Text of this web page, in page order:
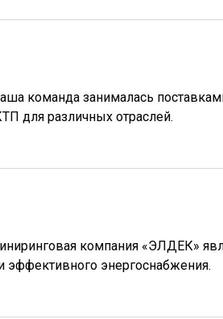
команда занималась
для различных отраслей.
компания «ЭЛДЕК»
эффективного энергоснабжения.